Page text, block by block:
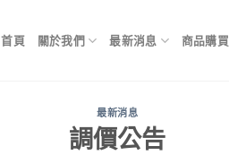
首頁 關於我們 最新消息 商品購買
最新消息
調價公告